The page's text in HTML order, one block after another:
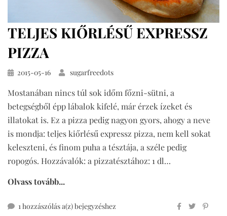
TELJES KIŐRLÉSŰ EXPRESSZ
PIZZA
Közzétéve
2015-05-16 sugarfreedots
Mostanában nincs túl sok időm főzni-sütni, a
betegségből épp lábalok kifelé, már érzek ízeket és
illatokat is. Ez a pizza pedig nagyon gyors, ahogy a neve
is mondja: teljes kiőrlésű expressz pizza, nem kell sokat
keleszteni, és finom puha a tésztája, a széle pedig
ropogós. Hozzávalók: a pizzatésztához: 1 dl…
Olvass tovább...
1 hozzászólás a(z)teljes
bejegyzéshez